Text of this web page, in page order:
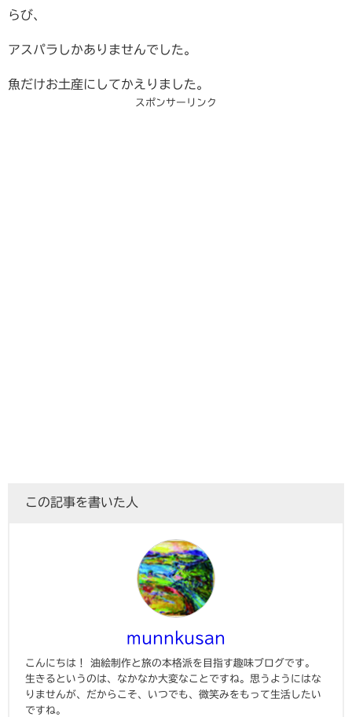
らび、
アスパラしかありませんでした。
魚だけお土産にしてかえりました。
スポンサーリンク
この記事を書いた人
munnkusan
こんにちは！ 油絵制作と旅の本格派を目指す趣味ブログです。
生きるというのは、なかなか大変なことですね。思うようにはな
りませんが、だからこそ、いつでも、微笑みをもって生活したい
ですね。